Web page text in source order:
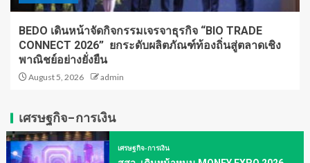
BEDO เดินหน้าจัดกิจกรรมเจรจาธุรกิจ “BIO TRADE
CONNECT 2026” ยกระดับผลิตภัณฑ์ท้องถิ่นสู่ตลาดเชิง
พาณิชย์อย่างยั่งยืน
August 5, 2026 admin
เศรษฐกิจ-การเงิน
เศรษฐกิจ-การเงิน